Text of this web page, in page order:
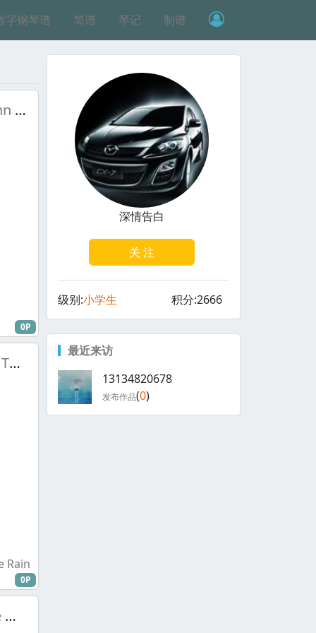
字钢琴谱 简谱 琴记 制谱
Frusciante, John - Representing
0P
Led Zeppelin - The Rain Song
0P
Thrice - Image Of The Invisible
深情告白
关 注
级别:小学生 积分:2666
最近来访
13134820678
发布作品(0)